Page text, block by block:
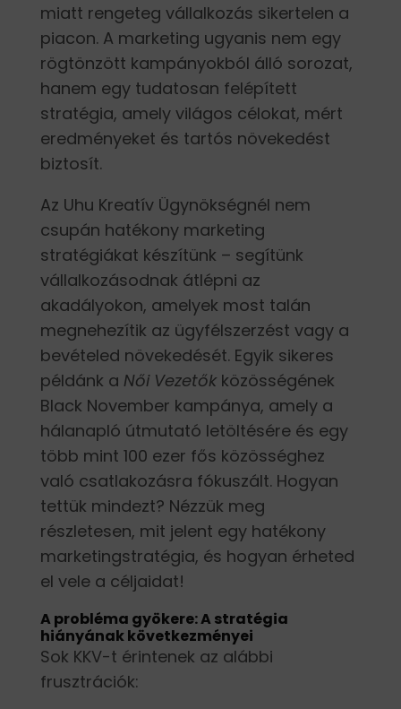
miatt rengeteg vállalkozás sikertelen a
piacon. A marketing ugyanis nem egy
rögtönzött kampányokból álló sorozat,
hanem egy tudatosan felépített
stratégia, amely világos célokat, mért
eredményeket és tartós növekedést
biztosít.
Az Uhu Kreatív Ügynökségnél nem
csupán hatékony marketing
stratégiákat készítünk – segítünk
vállalkozásodnak átlépni az
akadályokon, amelyek most talán
megnehezítik az ügyfélszerzést vagy a
bevételed növekedését. Egyik sikeres
példánk a Női Vezetőkközösségének
Black November kampánya, amely a
hálanapló útmutató letöltésére és egy
több mint 100 ezer fős közösséghez
való csatlakozásra fókuszált. Hogyan
tettük mindezt? Nézzük meg
részletesen, mit jelent egy hatékony
marketingstratégia, és hogyan érheted
el vele a céljaidat!
A probléma gyökere: A stratégia
hiányának következményei
Sok KKV-t érintenek az alábbi
frusztrációk: